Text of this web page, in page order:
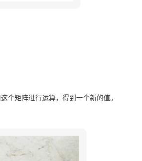
个矩阵进行运算，得到一个新的值。